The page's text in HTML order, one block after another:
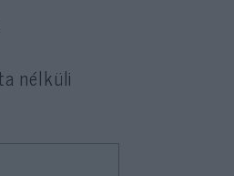
nélküli